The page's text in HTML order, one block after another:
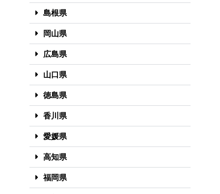
島根県
岡山県
広島県
山口県
徳島県
香川県
愛媛県
高知県
福岡県